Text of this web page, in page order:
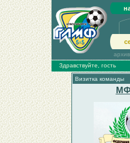
Здравствуйте, гость
Визитка команды